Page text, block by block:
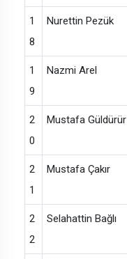
1
8
Nurettin Pezük
1
9
Nazmi Arel
2
0
Mustafa Güldürür
2
1
Mustafa Çakır
2
2
Selahattin Bağlı